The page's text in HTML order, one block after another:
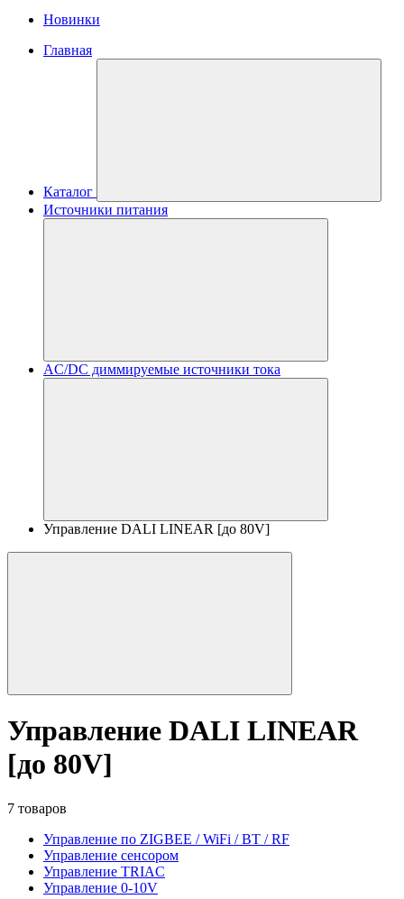
Новинки
Главная
Каталог
Источники питания
AC/DC диммируемые источники тока
Управление DALI LINEAR [до 80V]
Управление DALI LINEAR
[до 80V]
7 товаров
Управление по ZIGBEE / WiFi / BT / RF
Управление сенсором
Управление TRIAC
Управление 0-10V